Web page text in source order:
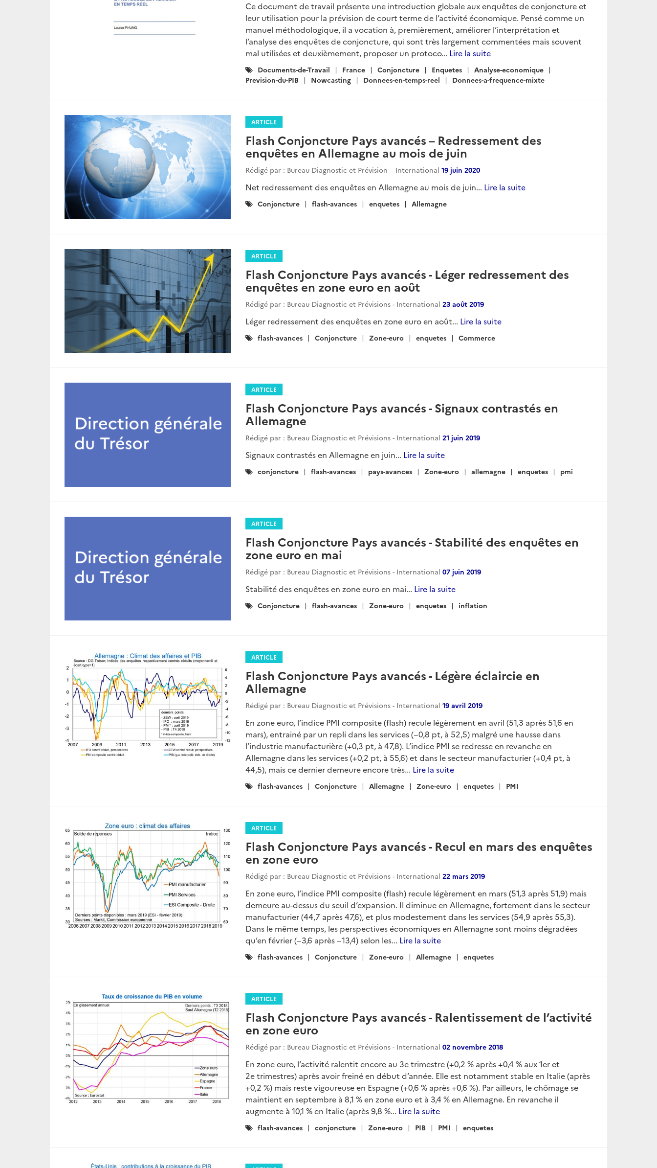
Ce document de travail présente une introduction globale aux enquêtes de conjoncture et
leur utilisation pour la prévision de court terme de l’activité économique. Pensé comme un
manuel méthodologique, il a vocation à, premièrement, améliorer l’interprétation et
l’analyse des enquêtes de conjoncture, qui sont très largement commentées mais souvent
mal utilisées et deuxièmement, proposer un protoco... Lire la suite
Catégories
:
Documents-de-Travail France Conjoncture Enquetes
Analyse-economique
Prevision-du-PIB
Nowcasting Donnees-en-temps-reel Donnees-a-frequence-mixte
ARTICLE
Flash Conjoncture Pays avancés – Redressement des
enquêtes en Allemagne au mois de juin
Rédigé par : Bureau Diagnostic et Prévision – International 19 juin 2020
Net redressement des enquêtes en Allemagne au mois de juin... Lire la suite
Catégories
Conjoncture flash-avances enquetes Allemagne
ARTICLE
Flash Conjoncture Pays avancés - Léger redressement des
enquêtes en zone euro en août
Rédigé par : Bureau Diagnostic et Prévisions - International 23 août 2019
Léger redressement des enquêtes en zone euro en août... Lire la suite
Catégories
flash-avances Conjoncture Zone-euro enquetes Commerce
ARTICLE
Flash Conjoncture Pays avancés - Signaux contrastés en
Allemagne
Rédigé par : Bureau Diagnostic et Prévisions - International 21 juin 2019
Signaux contrastés en Allemagne en juin... Lire la suite
Catégories
conjoncture flash-avances pays-avances Zone-euro allemagne enquetes pmi
ARTICLE
Flash Conjoncture Pays avancés - Stabilité des enquêtes en
zone euro en mai
Rédigé par : Bureau Diagnostic et Prévisions - International 07 juin 2019
Stabilité des enquêtes en zone euro en mai... Lire la suite
Catégories
Conjoncture flash-avances Zone-euro enquetes inflation
ARTICLE
Flash Conjoncture Pays avancés - Légère éclaircie en
Allemagne
Rédigé par : Bureau Diagnostic et Prévisions - International 19 avril 2019
En zone euro, l’indice PMI composite (flash) recule légèrement en avril (51,3 après 51,6 en
mars), entrainé par un repli dans les services (−0,8 pt, à 52,5) malgré une hausse dans
l’industrie manufacturière (+0,3 pt, à 47,8). L’indice PMI se redresse en revanche en
Allemagne dans les services (+0,2 pt, à 55,6) et dans le secteur manufacturier (+0,4 pt, à
44,5), mais ce dernier demeure encore très... Lire la suite
Catégories
flash-avances Conjoncture Allemagne Zone-euro enquetes PMI
ARTICLE
Flash Conjoncture Pays avancés - Recul en mars des enquêtes
en zone euro
Rédigé par : Bureau Diagnostic et Prévisions - International 22 mars 2019
En zone euro, l’indice PMI composite (flash) recule légèrement en mars (51,3 après 51,9) mais
demeure au-dessus du seuil d’expansion. Il diminue en Allemagne, fortement dans le secteur
manufacturier (44,7 après 47,6), et plus modestement dans les services (54,9 après 55,3).
Dans le même temps, les perspectives économiques en Allemagne sont moins dégradées
qu’en février (−3,6 après −13,4) selon les... Lire la suite
Catégories
flash-avances Conjoncture Zone-euro Allemagne enquetes
ARTICLE
Flash Conjoncture Pays avancés - Ralentissement de l’activité
en zone euro
Rédigé par : Bureau Diagnostic et Prévisions - International 02 novembre 2018
En zone euro, l’activité ralentit encore au 3e trimestre (+0,2 % après +0,4 % aux 1er et
2e trimestres) après avoir freiné en début d’année. Elle est notamment stable en Italie (après
+0,2 %) mais reste vigoureuse en Espagne (+0,6 % après +0,6 %). Par ailleurs, le chômage se
maintient en septembre à 8,1 % en zone euro et à 3,4 % en Allemagne. En revanche il
augmente à 10,1 % en Italie (après 9,8 %... Lire la suite
Catégories
flash-avances conjoncture Zone-euro PIB PMI enquetes